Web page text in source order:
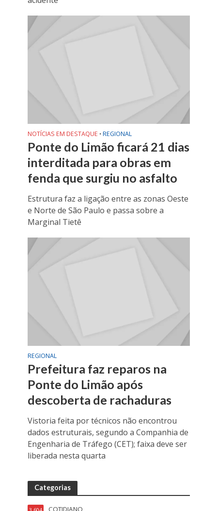
NOTÍCIAS EM DESTAQUE • REGIONAL
Ponte do Limão ficará 21 dias
interditada para obras em
fenda que surgiu no asfalto
Estrutura faz a ligação entre as zonas Oeste
e Norte de São Paulo e passa sobre a
Marginal Tietê
REGIONAL
Prefeitura faz reparos na
Ponte do Limão após
descoberta de rachaduras
Vistoria feita por técnicos não encontrou
dados estruturais, segundo a Companhia de
Engenharia de Tráfego (CET); faixa deve ser
liberada nesta quarta
Categorias
COTIDIANO